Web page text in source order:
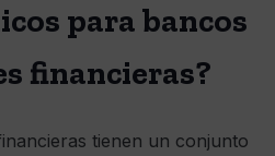
para bancos
financieras?
tienen un conjunto